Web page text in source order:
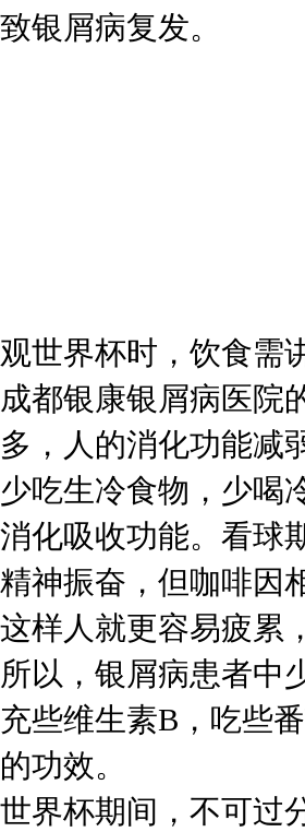
致银屑病复发。
观世界杯时，饮食需
成都银康银屑病医院
多，人的消化功能减
少吃生冷食物，少喝
消化吸收功能。看球
精神振奋，但咖啡因
这样人就更容易疲累
所以，银屑病患者中
充些维生素B，吃些
的功效。
世界杯期间，不可过